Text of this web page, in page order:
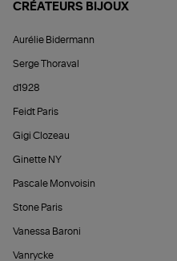
CRÉATEURS BIJOUX
Aurélie Bidermann
Serge Thoraval
d1928
Feidt Paris
Gigi Clozeau
Ginette NY
Pascale Monvoisin
Stone Paris
Vanessa Baroni
Vanrycke